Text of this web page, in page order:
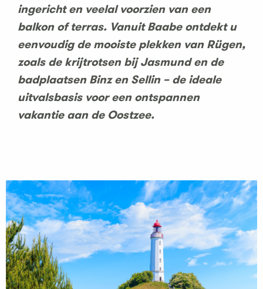
ingericht en veelal voorzien van een
balkon of terras. Vanuit Baabe ontdekt u
eenvoudig de mooiste plekken van Rügen,
zoals de krijtrotsen bij Jasmund en de
badplaatsen Binz en Sellin – de ideale
uitvalsbasis voor een ontspannen
vakantie aan de Oostzee.